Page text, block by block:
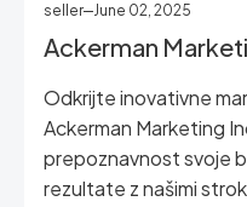
seller June 02, 2025
Ackerman
Odkrijte inovativne
Ackerman Marketing
prepoznavnost svoje
rezultate z našimi